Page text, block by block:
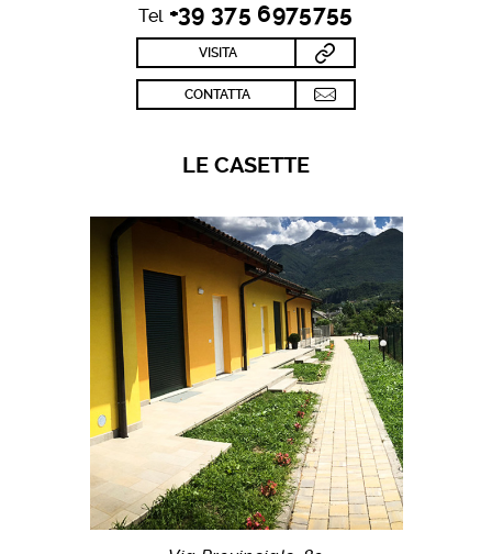
Tel +39 375 6975755
VISITA
CONTATTA
LE CASETTE